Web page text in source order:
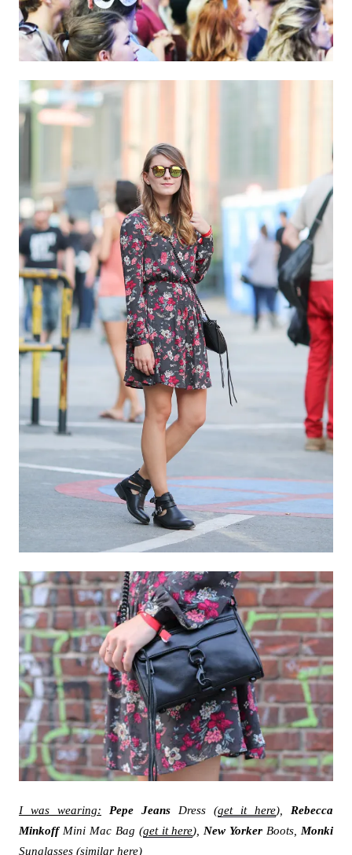
I was wearing: Pepe Jeans Dress (get it here), Rebecca
MinkoffMini Mac Bag (get it here), New Yorker Boots, Monki
Sunglasses (similar here)